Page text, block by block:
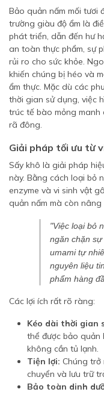
Bảo quản nấm mối tươi
trường giàu độ ẩm là
phát triển, dẫn đến hư
an toàn thực phẩm, sự
rủi ro cho sức khỏe.
khiến chúng bị héo và
ẩm thực. Mặc dù các
thời gian sử dụng, việc
trúc tế bào mỏng manh
rã đông.
Giải pháp tối ưu từ
Sấy khô là giải pháp
này. Bằng cách loại bỏ
enzyme và vi sinh vật
quản nấm mà còn
"Việc loại bỏ
ngăn chặn
umami tự
nguyên liệu
phẩm hàng
Các lợi ích rất rõ ràng:
Kéo dài thời gian
thể được bảo quản
không cần tủ lạnh.
Tiện lợi: Chúng trở
chuyển và lưu trữ
Bảo toàn dinh